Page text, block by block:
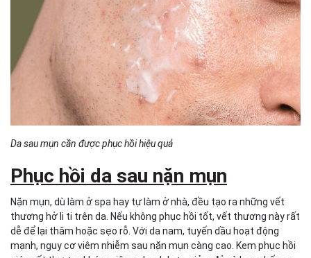
Da sau mụn cần được phục hồi hiệu quả
Phục hồi da sau nặn mụn
Nặn mụn, dù làm ở spa hay tự làm ở nhà, đều tạo ra những vết
thương hở li ti trên da. Nếu không phục hồi tốt, vết thương này rất
dễ để lại thâm hoặc sẹo rỗ. Với da nam, tuyến dầu hoạt động
mạnh, nguy cơ viêm nhiễm sau nặn mụn càng cao. Kem phục hồi